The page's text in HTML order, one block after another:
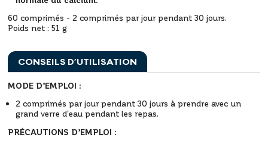
60 comprimés - 2 comprimés par jour pendant 30 jours.
Poids net : 51 g
CONSEILS D’UTILISATION
MODE D’EMPLOI :
2 comprimés par jour pendant 30 jours à prendre avec un
grand verre d'eau pendant les repas.
PRÉCAUTIONS D’EMPLOI :